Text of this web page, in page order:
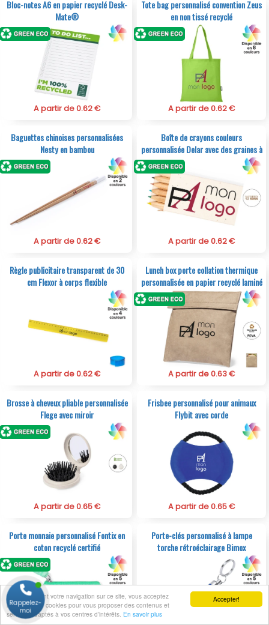
Accepter!
En poursuivant votre navigation sur ce site, vous acceptez
l’utilisation de cookies pour vous proposer des contenus et
services adaptés à vos centres d’intérêts. En savoir plus
Bloc-notes A6 en papier recyclé Desk-
Mate®
A partir de 0.62 €
Tote bag personnalisé convention Zeus
en non tissé recyclé
A partir de 0.62 €
Baguettes chinoises personnalisées
Nesty en bambou
A partir de 0.62 €
Boîte de crayons couleurs
personnalisée Delar avec des graines à
ensemencée
A partir de 0.62 €
Règle publicitaire transparent de 30
cm Flexor à corps flexible
A partir de 0.62 €
Lunch box porte collation thermique
personnalisée en papier recyclé laminé
Akiles
A partir de 0.63 €
Brosse à cheveux pliable personnalisée
Flege avec miroir
A partir de 0.65 €
Frisbee personnalisé pour animaux
Flybit avec corde
A partir de 0.65 €
Porte monnaie personnalisé Fontix en
coton recyclé certifié
Porte-clés personnalisé à lampe
torche rétroéclairage Bimox
Rappelez-
moi